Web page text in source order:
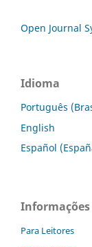
Open Journal
Idioma
Português
English
Español
Informações
Para Leitores